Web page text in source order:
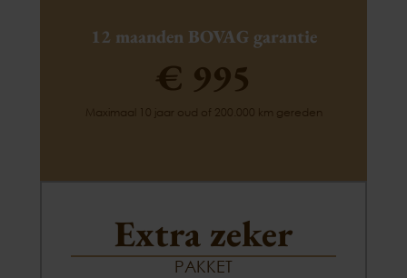
12 maanden BOVAG garantie
€ 995
Maximaal 10 jaar oud of 200.000 km gereden
Extra zeker
PAKKET